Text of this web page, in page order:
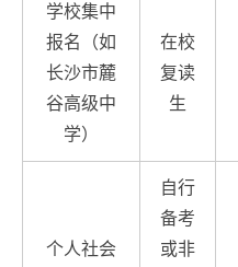
学校集中
报名（如
长沙市麓
谷高级中
学）
在校
复读
生
个人社会
自行
备考
或非